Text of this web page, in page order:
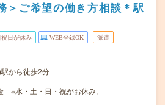
＞ご希望の働き方相談＊駅
祝日が休み WEB登録OK 派遣
から徒歩2分
※水・土・日・祝がお休み。